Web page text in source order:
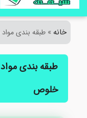
خانه»طبقه بندی مواد
طبقه بندی مواد
خلوص